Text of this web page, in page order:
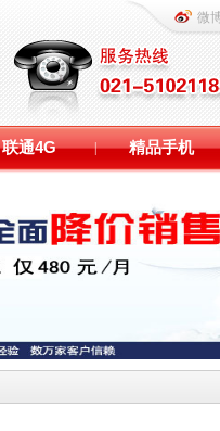
微
联通4G | 精品手机